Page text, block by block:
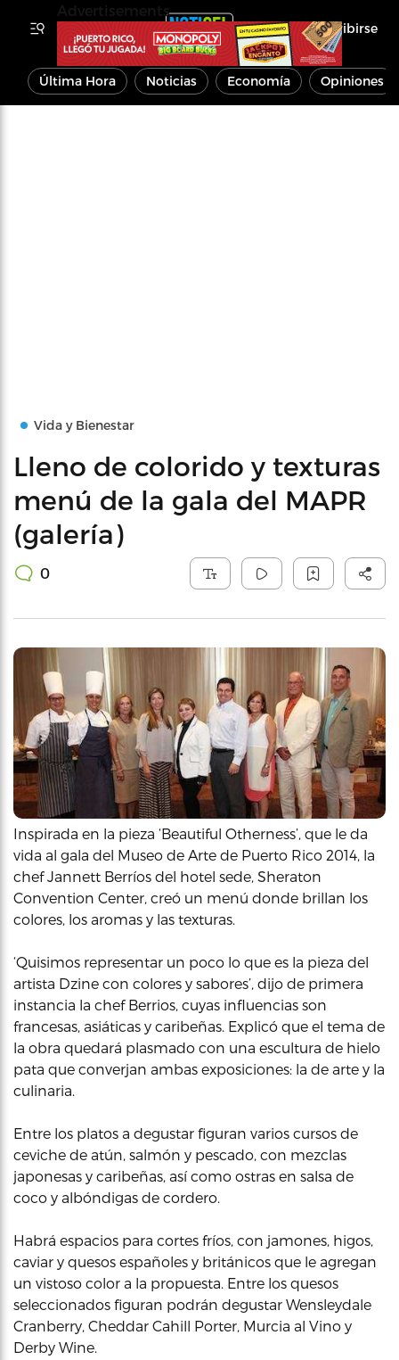
Inscribirse
Última Hora Noticias Economía Opiniones
Vida y Bienestar
Lleno de colorido y texturas
menú de la gala del MAPR
(galería)
0
Inspirada en la pieza ‘Beautiful Otherness’, que le da
vida al gala del Museo de Arte de Puerto Rico 2014, la
chef Jannett Berríos del hotel sede, Sheraton
Convention Center, creó un menú donde brillan los
colores, los aromas y las texturas.
‘Quisimos representar un poco lo que es la pieza del
artista Dzine con colores y sabores’, dijo de primera
instancia la chef Berrios, cuyas influencias son
francesas, asiáticas y caribeñas. Explicó que el tema de
la obra quedará plasmado con una escultura de hielo
pata que converjan ambas exposiciones: la de arte y la
culinaria.
Entre los platos a degustar figuran varios cursos de
ceviche de atún, salmón y pescado, con mezclas
japonesas y caribeñas, así como ostras en salsa de
coco y albóndigas de cordero.
Habrá espacios para cortes fríos, con jamones, higos,
caviar y quesos españoles y británicos que le agregan
un vistoso color a la propuesta. Entre los quesos
seleccionados figuran podrán degustar Wensleydale
Cranberry, Cheddar Cahill Porter, Murcia al Vino y
Derby Wine.
Advertisements